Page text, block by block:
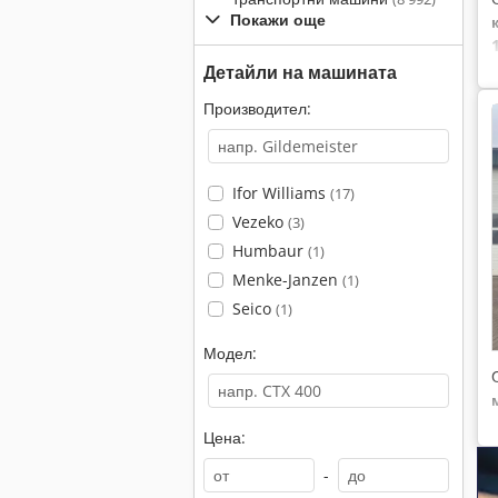
Покажи още
Детайли на машината
Производител:
Ifor Williams (17)
Vezeko (3)
Humbaur (1)
Menke-Janzen (1)
Seico (1)
Модел:
Цена:
-